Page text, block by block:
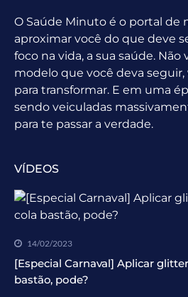
O Saúde Minuto é o portal de
aproximar você do que deve
foco na vida, a sua saúde. Não
modelo que você deva
para transformar. E em uma
sendo veiculadas
para te passar a verdade.
VÍDEOS
14/02/2023
[Especial Carnaval] Aplicar
bastão, pode?